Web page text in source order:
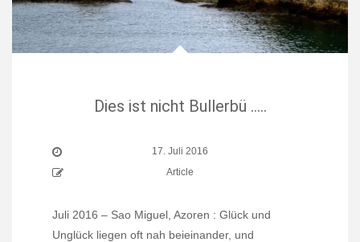
Dies ist nicht Bullerbü …..
17. Juli 2016
Article
Juli 2016 – Sao Miguel, Azoren : Glück und
Unglück liegen oft nah beieinander, und